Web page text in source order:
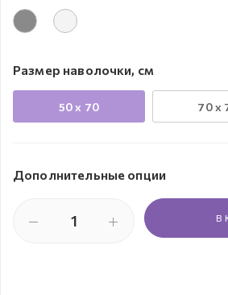
Размер наволочки, см
50 х 70 70 х
Дополнительные опции
В